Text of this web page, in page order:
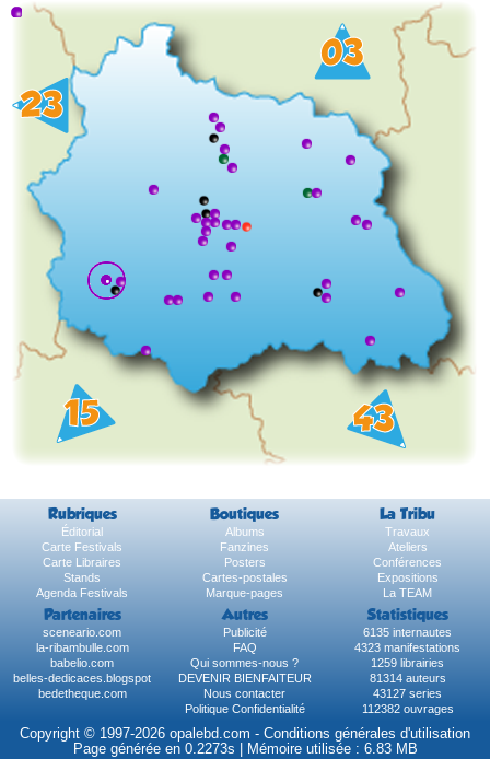
Rubriques Boutiques La Tribu
Éditorial Albums
Travaux
Carte Festivals
Fanzines
Ateliers
Carte Libraires
Posters
Conférences
Stands
Cartes-postales
Expositions
Agenda Festivals
Marque-pages La TEAM
Partenaires Autres Statistiques
sceneario.com Publicité
6135 internautes
la-ribambulle.com
FAQ
4323 manifestations
babelio.com
Qui sommes-nous ?
1259 librairies
belles-dedicaces.blogspot
DEVENIR BIENFAITEUR
81314 auteurs
bedetheque.com
Nous contacter
43127 series
Politique Confidentialité
112382 ouvrages
Copyright © 1997-2026 opalebd.com - Conditions générales d'utilisation
Page générée en 0.2273s | Mémoire utilisée : 6.83 MB